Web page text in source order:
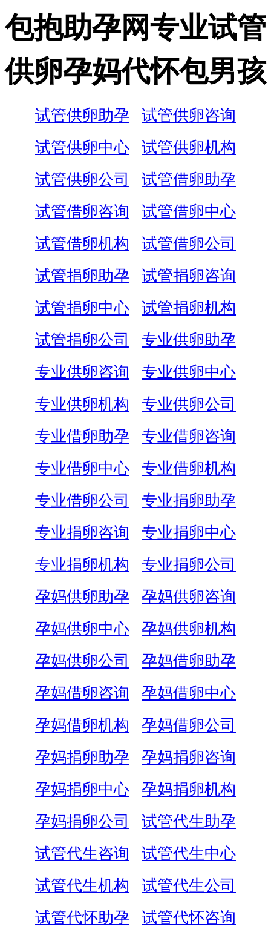
包抱助孕网专业试管
供卵孕妈代怀包男孩
试管供卵助孕
试管供卵咨询
试管供卵中心
试管供卵机构
试管供卵公司
试管借卵助孕
试管借卵咨询
试管借卵中心
试管借卵机构
试管借卵公司
试管捐卵助孕
试管捐卵咨询
试管捐卵中心
试管捐卵机构
试管捐卵公司
专业供卵助孕
专业供卵咨询
专业供卵中心
专业供卵机构
专业供卵公司
专业借卵助孕
专业借卵咨询
专业借卵中心
专业借卵机构
专业借卵公司
专业捐卵助孕
专业捐卵咨询
专业捐卵中心
专业捐卵机构
专业捐卵公司
孕妈供卵助孕
孕妈供卵咨询
孕妈供卵中心
孕妈供卵机构
孕妈供卵公司
孕妈借卵助孕
孕妈借卵咨询
孕妈借卵中心
孕妈借卵机构
孕妈借卵公司
孕妈捐卵助孕
孕妈捐卵咨询
孕妈捐卵中心
孕妈捐卵机构
孕妈捐卵公司
试管代生助孕
试管代生咨询
试管代生中心
试管代生机构
试管代生公司
试管代怀助孕
试管代怀咨询